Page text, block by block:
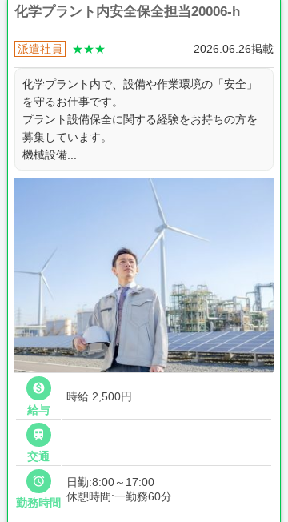
化学プラント内安全保全担当20006-h
派遣社員 ★★★ 2026.06.26掲載
化学プラント内で、設備や作業環境の「安全」
を守るお仕事です。
プラント設備保全に関する経験をお持ちの方を
募集しています。
機械設備...

給与
時給 2,500円

交通

勤務時間
日勤:8:00～17:00
休憩時間:一勤務60分